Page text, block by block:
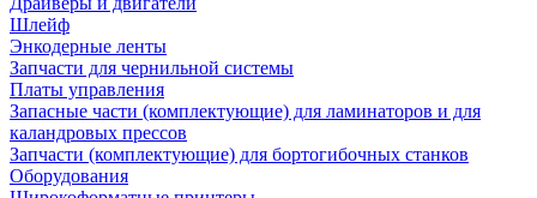
Шлейф
Энкодерные ленты
Запчасти для чернильной системы
Платы управления
Запасные части (комплектующие) для ламинаторов и для
каландровых прессов
Запчасти (комплектующие) для бортогибочных станков
Оборудования